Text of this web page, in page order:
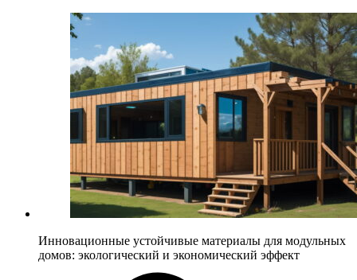
Инновационные устойчивые материалы для модульных
домов: экологический и экономический эффект